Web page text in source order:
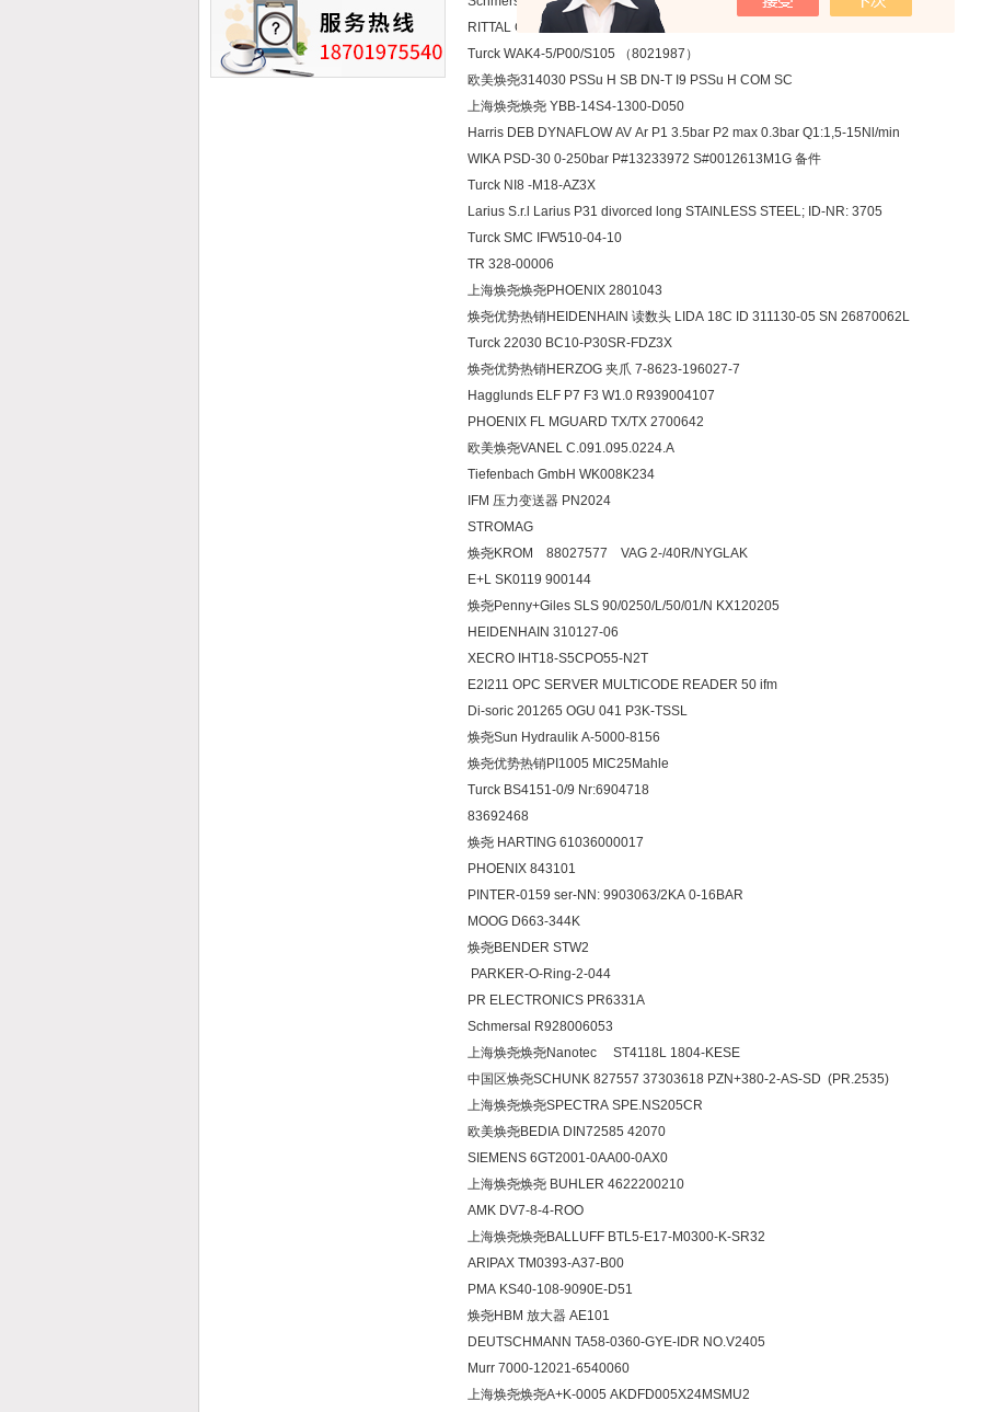
RITTAL Cabinet divider TS 2000x500 TS8609.050
Turck WAK4-5/P00/S105 （8021987）
欧美焕尧314030 PSSu H SB DN-T I9 PSSu H COM SC
上海焕尧焕尧 YBB-14S4-1300-D050
Harris DEB DYNAFLOW AV Ar P1 3.5bar P2 max 0.3bar Q1:1,5-15Nl/min
WIKA PSD-30 0-250bar P#13233972 S#0012613M1G 备件
Turck NI8 -M18-AZ3X
Larius S.r.l Larius P31 divorced long STAINLESS STEEL; ID-NR: 3705
Turck SMC IFW510-04-10
TR 328-00006
上海焕尧焕尧PHOENIX 2801043
焕尧优势热销HEIDENHAIN 读数头 LIDA 18C ID 311130-05 SN 26870062L
Turck 22030 BC10-P30SR-FDZ3X
焕尧优势热销HERZOG 夹爪 7-8623-196027-7
Hagglunds ELF P7 F3 W1.0 R939004107
PHOENIX FL MGUARD TX/TX 2700642
欧美焕尧VANEL C.091.095.0224.A
Tiefenbach GmbH WK008K234
IFM 压力变送器 PN2024
STROMAG
焕尧KROM 88027577 VAG 2-/40R/NYGLAK
E+L SK0119 900144
焕尧Penny+Giles SLS 90/0250/L/50/01/N KX120205
HEIDENHAIN 310127-06
XECRO IHT18-S5CPO55-N2T
E2I211 OPC SERVER MULTICODE READER 50 ifm
Di-soric 201265 OGU 041 P3K-TSSL
焕尧Sun Hydraulik A-5000-8156
焕尧优势热销PI1005 MIC25Mahle
Turck BS4151-0/9 Nr:6904718
83692468
焕尧 HARTING 61036000017
PHOENIX 843101
PINTER-0159 ser-NN: 9903063/2KA 0-16BAR
MOOG D663-344K
焕尧BENDER STW2
PARKER-O-Ring-2-044
PR ELECTRONICS PR6331A
Schmersal R928006053
上海焕尧焕尧Nanotec ST4118L 1804-KESE
中国区焕尧SCHUNK 827557 37303618 PZN+380-2-AS-SD (PR.2535)
上海焕尧焕尧SPECTRA SPE.NS205CR
欧美焕尧BEDIA DIN72585 42070
SIEMENS 6GT2001-0AA00-0AX0
上海焕尧焕尧 BUHLER 4622200210
AMK DV7-8-4-ROO
上海焕尧焕尧BALLUFF BTL5-E17-M0300-K-SR32
ARIPAX TM0393-A37-B00
PMA KS40-108-9090E-D51
焕尧HBM 放大器 AE101
DEUTSCHMANN TA58-0360-GYE-IDR NO.V2405
Murr 7000-12021-6540060
上海焕尧焕尧A+K-0005 AKDFD005X24MSMU2